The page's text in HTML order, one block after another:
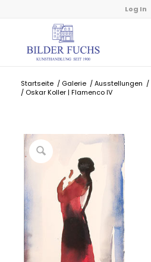
Log In
Startseite / Galerie / Ausstellungen /
/ Oskar Koller | Flamenco IV